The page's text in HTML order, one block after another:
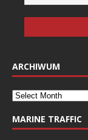
ARCHIWUM
MARINE TRAFFIC